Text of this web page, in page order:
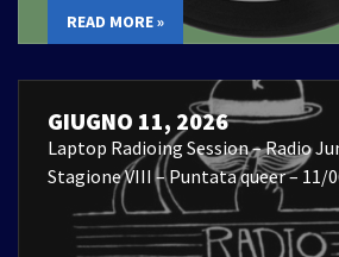
READ MORE »
GIUGNO 11, 2026
Laptop Radioing Session – Radio
Stagione VIII – Puntata queer – 11/